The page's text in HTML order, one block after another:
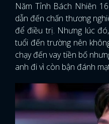
Năm Tỉnh Bách Nhiên
dẫn đến chấn thương
để điều trị. Nhưng lúc
tuổi đến trường nên
chạy đến vay tiền bố
anh đi vì còn bận đánh